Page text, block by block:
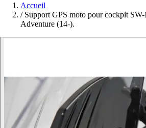
Accueil
/ Support GPS moto pour cockpit
Adventure (14-).